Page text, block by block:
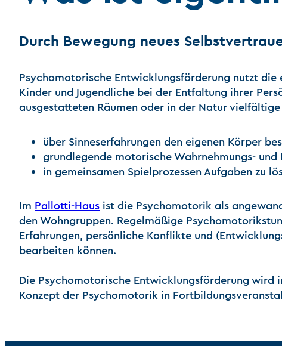
Durch Bewegung neues
Psychomotorische Entwicklungsförderung nutzt
Kinder und Jugendliche bei der Entfaltung ihrer
ausgestatteten Räumen oder in der Natur
über Sinneserfahrungen den eigenen Körper
grundlegende motorische Wahrnehmungs-
in gemeinsamen Spielprozessen Aufgaben zu
Im Pallotti-Haus ist die Psychomotorik als
den Wohngruppen. Regelmäßige
Erfahrungen, persönliche Konflikte und
bearbeiten können.
Die Psychomotorische Entwicklungsförderung
Konzept der Psychomotorik in